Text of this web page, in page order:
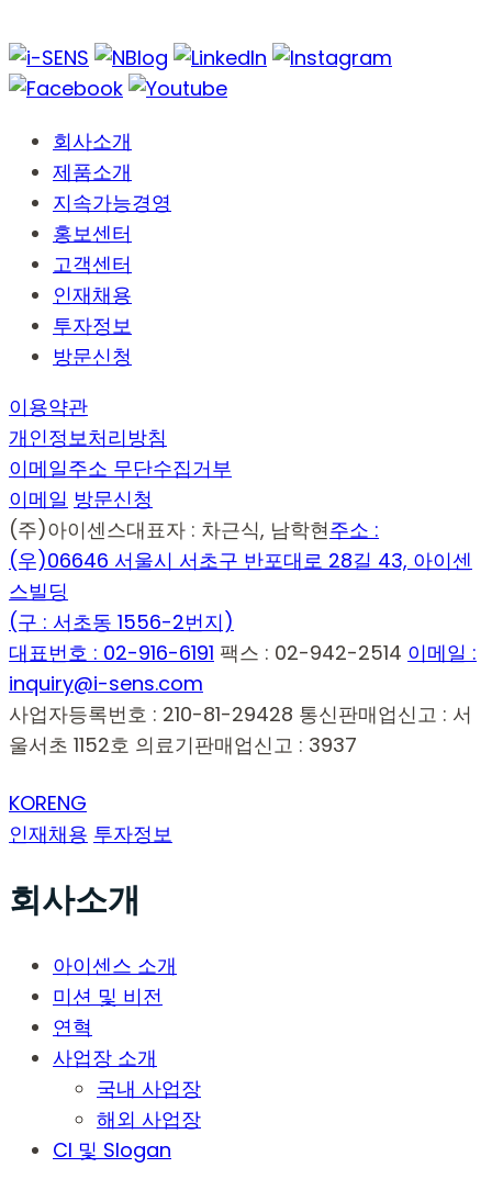
회사소개
제품소개
지속가능경영
홍보센터
고객센터
인재채용
투자정보
방문신청
이용약관
개인정보처리방침
이메일주소 무단수집거부
이메일 방문신청
(주)아이센스대표자 : 차근식, 남학현주소 :
(우)06646 서울시 서초구 반포대로 28길 43, 아이센
스빌딩
(구 : 서초동 1556-2번지)
대표번호 : 02-916-6191 팩스 : 02-942-2514 이메일 :
inquiry@i-sens.com
사업자등록번호 : 210-81-29428 통신판매업신고 : 서
울서초 1152호 의료기판매업신고 : 3937
KORENG
인재채용 투자정보
회사소개
아이센스 소개
미션 및 비전
연혁
사업장 소개
국내 사업장
해외 사업장
CI 및 Slogan